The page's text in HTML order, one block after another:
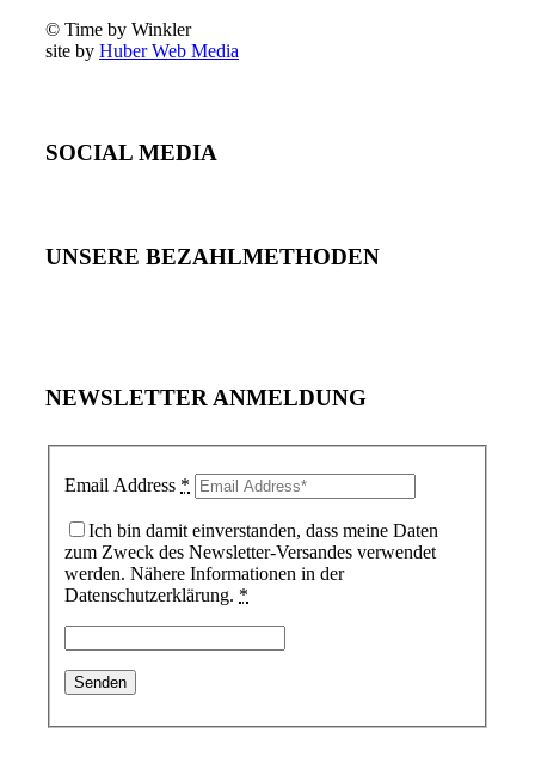
© Time by Winkler
site by Huber Web Media
SOCIAL MEDIA
UNSERE BEZAHLMETHODEN
NEWSLETTER ANMELDUNG
Email Address *
Ich bin damit einverstanden, dass meine Daten
zum Zweck des Newsletter-Versandes verwendet
werden. Nähere Informationen in der
Datenschutzerklärung. *